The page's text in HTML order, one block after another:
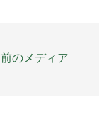
前のメディア